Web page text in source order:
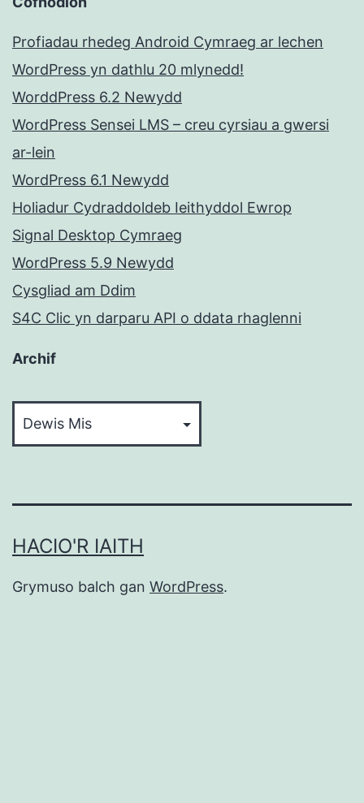
Profiadau rhedeg Android Cymraeg ar lechen
WordPress yn dathlu 20 mlynedd!
WorddPress 6.2 Newydd
WordPress Sensei LMS – creu cyrsiau a gwersi
ar-lein
WordPress 6.1 Newydd
Holiadur Cydraddoldeb Ieithyddol Ewrop
Signal Desktop Cymraeg
WordPress 5.9 Newydd
Cysgliad am Ddim
S4C Clic yn darparu API o ddata rhaglenni
Archif
HACIO'R IAITH
Grymuso balch gan WordPress.